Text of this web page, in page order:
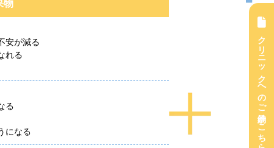
物
安が減る
れる
る
になる クリニックへのご予約はこちら